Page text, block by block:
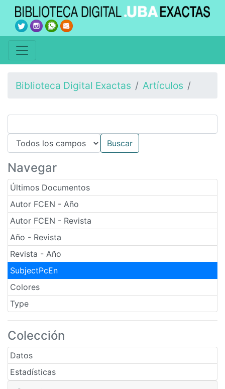
Biblioteca Digital Exactas Artículos
Navegar
Últimos Documentos
Autor FCEN - Año
Autor FCEN - Revista
Año - Revista
Revista - Año
SubjectPcEn
Colores
Type
Colección
Datos
Estadísticas